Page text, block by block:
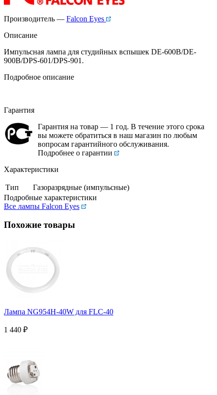
Производитель — Falcon Eyes
Описание
Импульсная лампа для студийных вспышек DE-600B/DE-
900B/DPS-601/DPS-901.
Подробное описание
Гарантия
Гарантия на товар — 1 год. В течение этого срока
вы можете обратиться в наш магазин по любым
вопросам гарантийного обслуживания.
Подробнее о гарантии
Характеристики
Тип
Газоразрядные (импульсные)
Подробные характеристики
Все лампы Falcon Eyes
Похожие товары
Лампа NG954H-40W для FLC-40
1 440 ₽